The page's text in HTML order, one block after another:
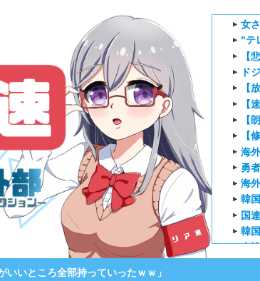
女
"テ
【
ド
【
【
【
【
海
勇
海
韓
国
韓
大
いところ全部持っていったｗｗ」